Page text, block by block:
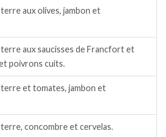
aux olives, jambon et
terre aux saucisses de Francfort et
poivrons cuits.
terre et tomates, jambon et
terre, concombre et cervelas.